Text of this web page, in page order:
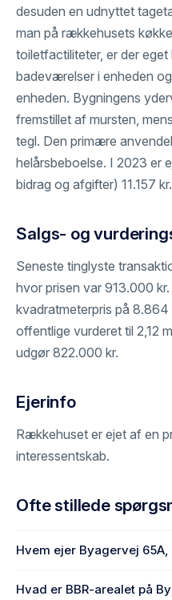
desuden en udnyttet
man på rækkehusets
toiletfactiliteter, er der eget
badeværelser i enheden
enheden. Bygningens
fremstillet af mursten,
tegl. Den primære
helårsbeboelse. I 2023 er
bidrag og afgifter) 11.157 kr.
Salgs- og
Seneste tinglyste
hvor prisen var 913.000
kvadratmeterpris på
offentlige vurderet til 2,12
udgør 822.000 kr.
Ejerinfo
Rækkehuset er ejet af en
interessentskab.
Ofte stillede
Hvem ejer Byagervej 65A,
Hvad er BBR-arealet på